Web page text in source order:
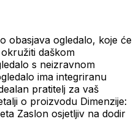
obasjava ogledalo, koje će
daškom
s neizravnom
ima integriranu
pratitelj za vaš
o proizvodu Dimenzije:
Zaslon osjetljiv na dodir